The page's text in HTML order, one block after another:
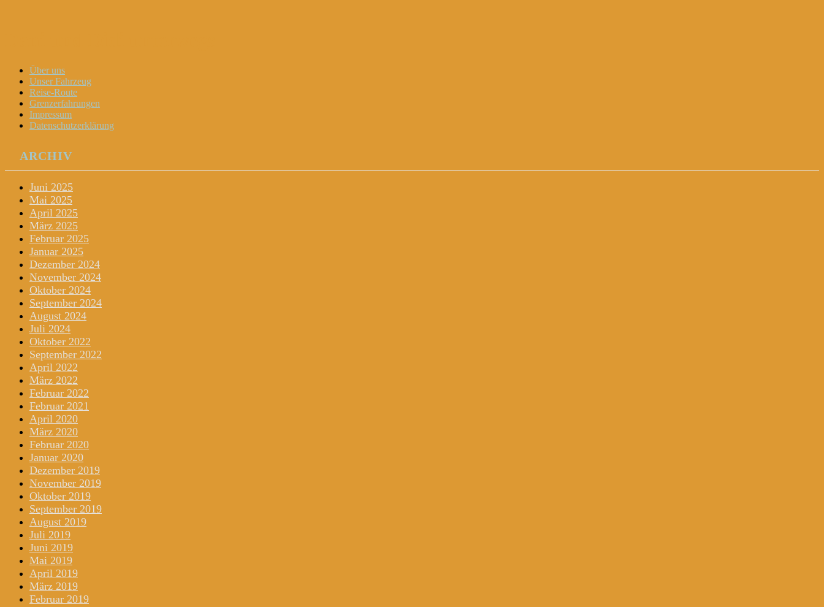
Menu
Widgets
Search
Skip
content
Über uns
Unser Fahrzeug
Reise-Route
Grenzerfahrungen
Impressum
Datenschutzerklärung
ARCHIV
Juni 2025
Mai 2025
April 2025
März 2025
Februar 2025
Januar 2025
Dezember 2024
November 2024
Oktober 2024
September 2024
August 2024
Juli 2024
Oktober 2022
September 2022
April 2022
März 2022
Februar 2022
Februar 2021
April 2020
März 2020
Februar 2020
Januar 2020
Dezember 2019
November 2019
Oktober 2019
September 2019
August 2019
Juli 2019
Juni 2019
Mai 2019
April 2019
März 2019
Februar 2019